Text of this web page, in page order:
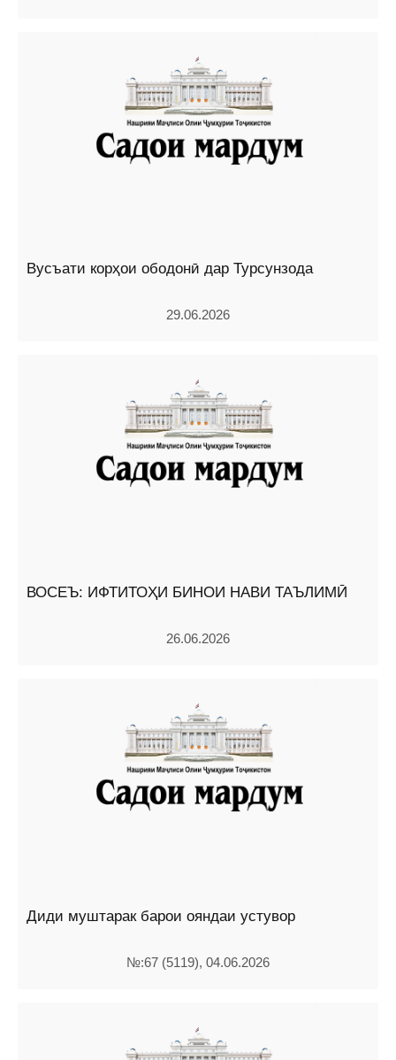
Вусъати корҳои ободонӣ дар Турсунзода
29.06.2026
ВОСЕЪ: ИФТИТОҲИ БИНОИ НАВИ ТАЪЛИМӢ
26.06.2026
Диди муштарак барои ояндаи устувор
№:67 (5119), 04.06.2026